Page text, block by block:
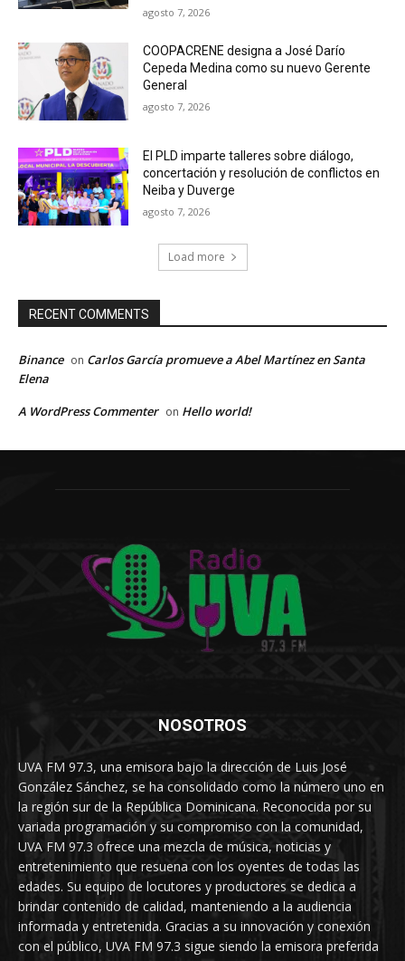
agosto 7, 2026
COOPACRENE designa a José Darío
Cepeda Medina como su nuevo Gerente
General
agosto 7, 2026
El PLD imparte talleres sobre diálogo,
concertación y resolución de conflictos en
Neiba y Duverge
agosto 7, 2026
Load more
RECENT COMMENTS
Binance on Carlos García promueve a Abel Martínez en Santa
Elena
A WordPress Commenter on Hello world!
NOSOTROS
UVA FM 97.3, una emisora bajo la dirección de Luis José
González Sánchez, se ha consolidado como la número uno en
la región sur de la República Dominicana. Reconocida por su
variada programación y su compromiso con la comunidad,
UVA FM 97.3 ofrece una mezcla de música, noticias y
entretenimiento que resuena con los oyentes de todas las
edades. Su equipo de locutores y productores se dedica a
brindar contenido de calidad, manteniendo a la audiencia
informada y entretenida. Gracias a su innovación y conexión
con el público, UVA FM 97.3 sigue siendo la emisora preferida